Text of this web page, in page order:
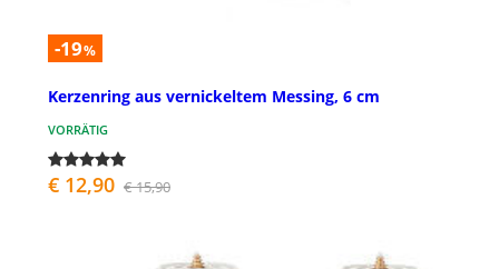
-19%
Kerzenring aus vernickeltem Messing, 6 cm
VORRÄTIG
€ 12,90 € 15,90